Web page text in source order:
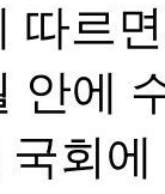
따르
안에
회